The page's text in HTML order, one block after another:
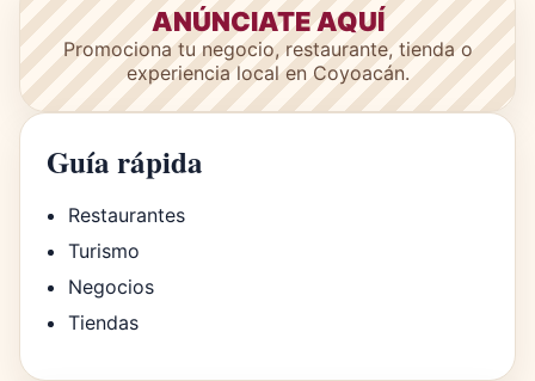
ANÚNCIATE AQUÍ
Promociona tu negocio, restaurante, tienda o
experiencia local en Coyoacán.
Guía rápida
Restaurantes
Turismo
Negocios
Tiendas